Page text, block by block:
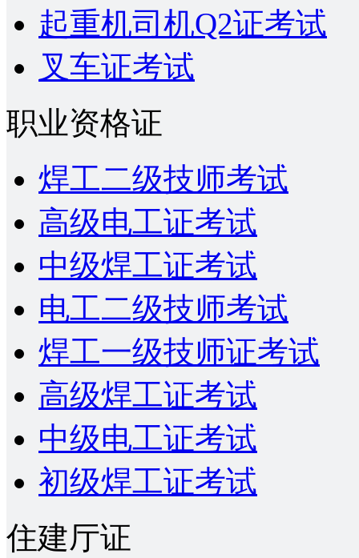
起重机司机Q2证考试
叉车证考试
职业资格证
焊工二级技师考试
高级电工证考试
中级焊工证考试
电工二级技师考试
焊工一级技师证考试
高级焊工证考试
中级电工证考试
初级焊工证考试
住建厅证